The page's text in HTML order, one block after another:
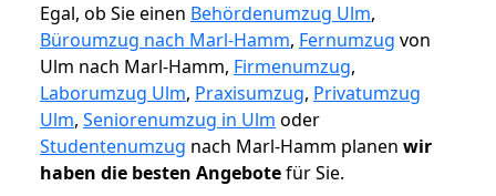
Egal, ob Sie einen Behördenumzug Ulm,
Büroumzug nach Marl-Hamm, Fernumzug von
Ulm nach Marl-Hamm, Firmenumzug,
Laborumzug Ulm, Praxisumzug, Privatumzug
Ulm, Seniorenumzug in Ulm oder
Studentenumzug nach Marl-Hamm planen wir
haben die besten Angebotefür Sie.